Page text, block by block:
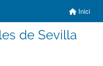
Inici
de Sevilla